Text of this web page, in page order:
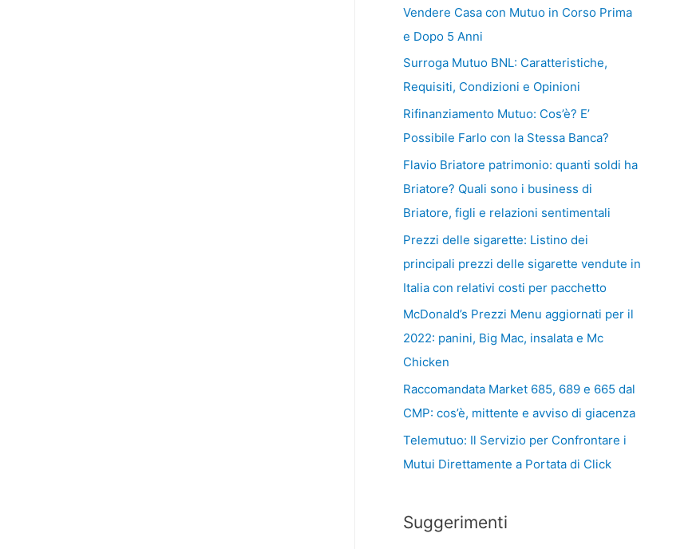
Vendere Casa con Mutuo in Corso Prima
e Dopo 5 Anni
Surroga Mutuo BNL: Caratteristiche,
Requisiti, Condizioni e Opinioni
Rifinanziamento Mutuo: Cos’è? E’
Possibile Farlo con la Stessa Banca?
Flavio Briatore patrimonio: quanti soldi ha
Briatore? Quali sono i business di
Briatore, figli e relazioni sentimentali
Prezzi delle sigarette: Listino dei
principali prezzi delle sigarette vendute in
Italia con relativi costi per pacchetto
McDonald’s Prezzi Menu aggiornati per il
2022: panini, Big Mac, insalata e Mc
Chicken
Raccomandata Market 685, 689 e 665 dal
CMP: cos’è, mittente e avviso di giacenza
Telemutuo: Il Servizio per Confrontare i
Mutui Direttamente a Portata di Click
Suggerimenti